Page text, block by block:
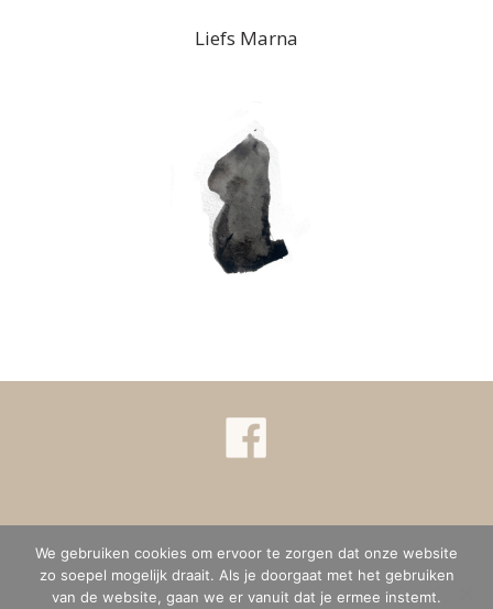
Liefs Marna
Privacy verklaring Terms & conditions
We gebruiken cookies om ervoor te zorgen dat onze website
zo soepel mogelijk draait. Als je doorgaat met het gebruiken
van de website, gaan we er vanuit dat je ermee instemt.